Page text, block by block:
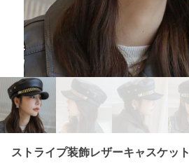
ストライプ装飾レザーキャスケット